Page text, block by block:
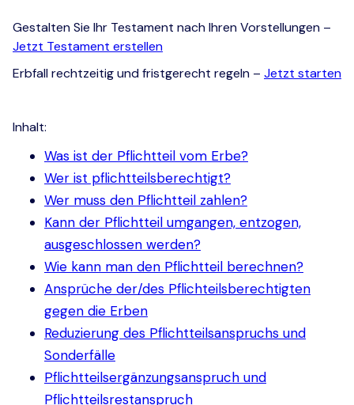
Gestalten Sie Ihr Testament nach Ihren Vorstellungen –
Jetzt Testament erstellen
Erbfall rechtzeitig und fristgerecht regeln – Jetzt starten
Inhalt:
Was ist der Pflichtteil vom Erbe?
Wer ist pflichtteilsberechtigt?
Wer muss den Pflichtteil zahlen?
Kann der Pflichtteil umgangen, entzogen,
ausgeschlossen werden?
Wie kann man den Pflichtteil berechnen?
Ansprüche der/des Pflichteilsberechtigten
gegen die Erben
Reduzierung des Pflichtteilsanspruchs und
Sonderfälle
Pflichtteilsergänzungsanspruch und
Pflichtteilsrestanspruch